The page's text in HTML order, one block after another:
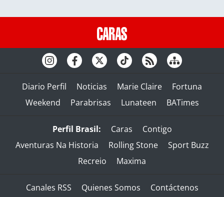
Diario Perfil Noticias Marie Claire
Fortuna
Weekend
Parabrisas Lunateen BATimes
Perfil Brasil: Caras
Contigo
Aventuras Na Historia
Rolling Stone
Sport Buzz
Recreio
Maxima
Canales RSS Quienes Somos Contáctenos